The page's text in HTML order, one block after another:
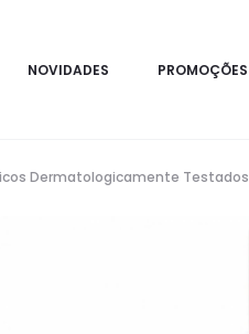
NOVIDADES PROMOÇÕES
Dermatologicamente Testados